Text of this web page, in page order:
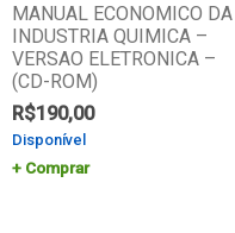
MANUAL ECONOMICO DA
INDUSTRIA QUIMICA –
VERSAO ELETRONICA –
(CD-ROM)
R$190,00
Disponível
Comprar